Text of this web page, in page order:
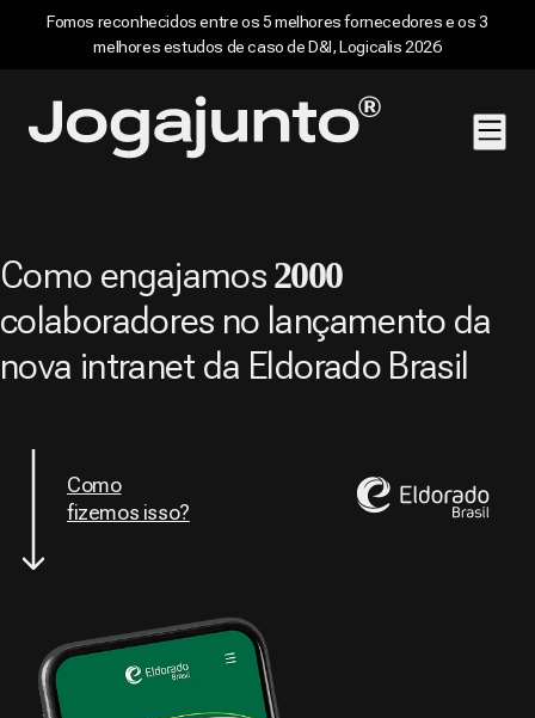
Pular para o conteúdo
Fomos reconhecidos entre os 5 melhores fornecedores e os 3
melhores estudos de caso de D&I, Logicalis 2026
Como engajamos2000
colaboradores no lançamento da
nova intranet da Eldorado Brasil
Como
fizemos isso?